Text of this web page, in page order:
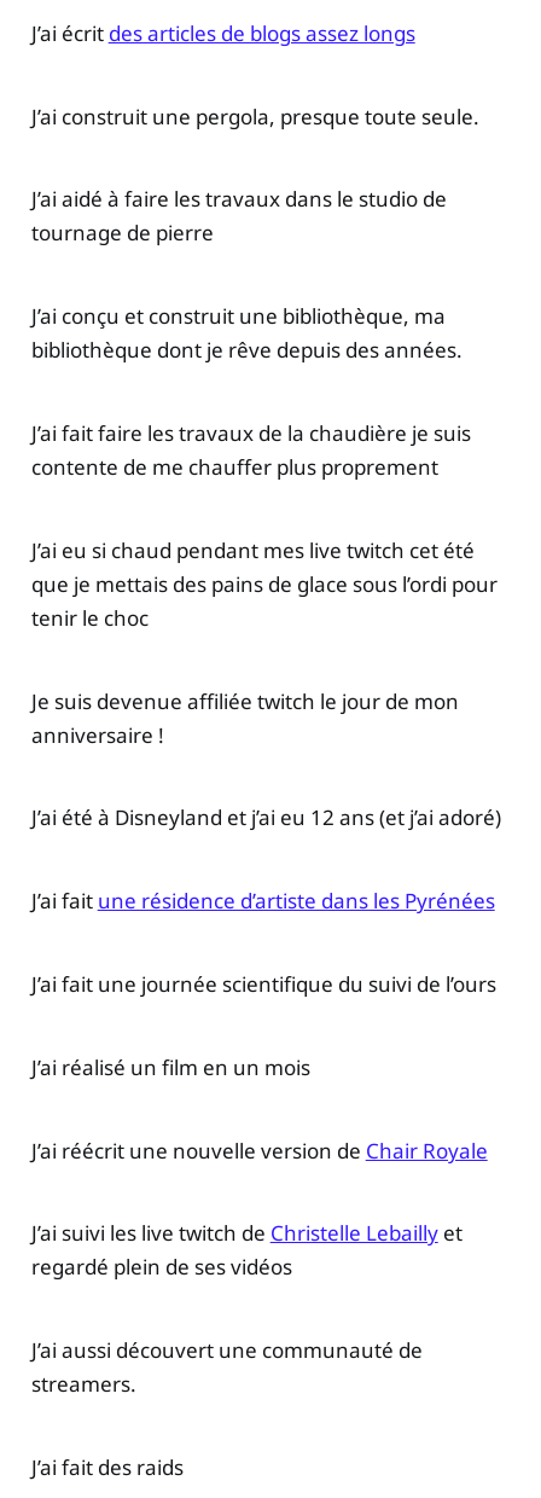
J’ai écrit des articles de blogs assez longs
J’ai construit une pergola, presque toute seule.
J’ai aidé à faire les travaux dans le studio de
tournage de pierre
J’ai conçu et construit une bibliothèque, ma
bibliothèque dont je rêve depuis des années.
J’ai fait faire les travaux de la chaudière je suis
contente de me chauffer plus proprement
J’ai eu si chaud pendant mes live twitch cet été
que je mettais des pains de glace sous l’ordi pour
tenir le choc
Je suis devenue affiliée twitch le jour de mon
anniversaire !
J’ai été à Disneyland et j’ai eu 12 ans (et j’ai adoré)
J’ai fait une résidence d’artiste dans les Pyrénées
J’ai fait une journée scientifique du suivi de l’ours
J’ai réalisé un film en un mois
J’ai réécrit une nouvelle version de Chair Royale
J’ai suivi les live twitch de Christelle Lebaillyet
regardé plein de ses vidéos
J’ai aussi découvert une communauté de
streamers.
J’ai fait des raids